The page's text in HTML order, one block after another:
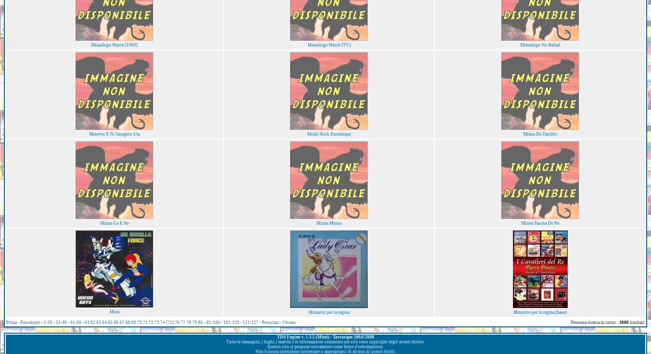
Minashigo Hutch [1989] Minashigo Hutch [TV] Minashigo No Ballad
Minerva X Ni Sasageru Uta Minki Stick Doriminpa Minna De Tanjōbi
Minna Ga Ii Ne Minna Minna Minna Tassha De Ne
Minù Minuetto per la regina Minuetto per la regina [base]
Prima - Precedente - 1-20 - 21-40 - 41-60 - 61 62 63 64 65 66 67 68 69 70 71 72 73 74 [75] 76 77 78 79 80 - 81-100 - 101-120 - 121-127 - Prossima - Ultima Nessuna ricerca in corso - 3808 risultati
TDS Engine v. 1.3.5 (Mitzi) - Tarrasque 2004/2008
Tutte le immagini, i loghi, i marchi e le informazioni contenute nel sito sono copyright degli aventi diritto.
Questo sito si propone unicamente come fonte d'informazione.
Non è nostra intenzione contestare o appropriarci di alcuno di questi diritti.